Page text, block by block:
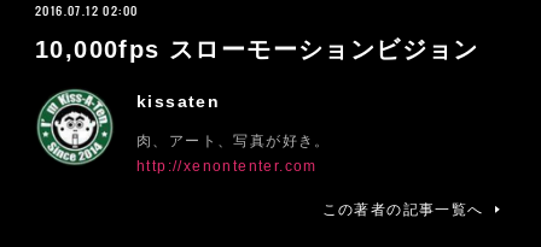
2016.07.12 02:00
10,000fps スローモーションビジョン
kissaten
肉、アート、写真が好き。
http://xenontenter.com
この著者の記事一覧へ